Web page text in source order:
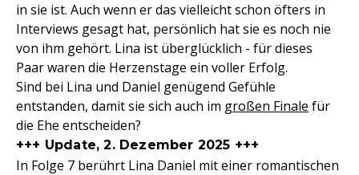
in sie ist. Auch wenn er das vielleicht schon öfters in
Interviews gesagt hat, persönlich hat sie es noch nie
von ihm gehört. Lina ist überglücklich - für dieses
Paar waren die Herzenstage ein voller Erfolg.
Sind bei Lina und Daniel genügend Gefühle
entstanden, damit sie sich auch im großen Finale für
die Ehe entscheiden?
+++ Update, 2. Dezember 2025 +++
In Folge 7 berührt Lina Daniel mit einer romantischen